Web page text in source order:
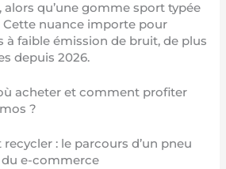
qu’une gomme sport typée
Cette nuance importe pour
à faible émission de bruit, de plus
depuis 2026.
acheter et comment profiter
?
: le parcours d’un pneu
du e-commerce